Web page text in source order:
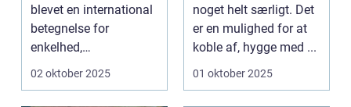
blevet en international
betegnelse for
enkelhed,
funktionalitet og
02 oktober 2025
noget helt særligt. Det
er en mulighed for at
koble af, hygge med ...
01 oktober 2025